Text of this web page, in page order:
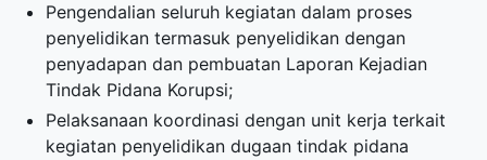
Pengendalian seluruh kegiatan dalam proses
penyelidikan termasuk penyelidikan dengan
penyadapan dan pembuatan Laporan Kejadian
Tindak Pidana Korupsi;
Pelaksanaan koordinasi dengan unit kerja terkait
kegiatan penyelidikan dugaan tindak pidana